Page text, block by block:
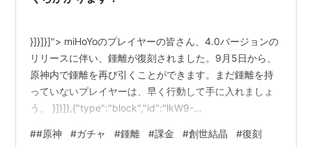
}]}]}]"> miHoYoのプレイヤーの皆さん、4.0バージョンの
リリースに伴い、鍾離が復刻されました。9月5日から、
原神内で鍾離を再び引くことができます。まだ鍾離を持
っていないプレイヤーは、早く行動して手に入れましょ
う。 }]}]},{"type":"block","id":"lkW9-
{"style":null,"version":1},"nodes":
##原神 #ガチャ #鍾離 #課金 #創世結晶 #復刻